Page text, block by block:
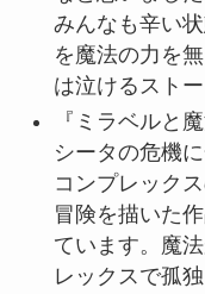
みんなも辛い
を魔法の力を
は泣けるストー
『ミラベルと
シータの危機
コンプレック
冒険を描いた
ています。魔
レックスで孤